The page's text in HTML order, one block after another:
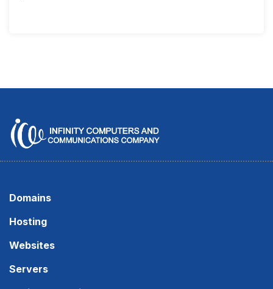
Domains
Hosting
Websites
Servers